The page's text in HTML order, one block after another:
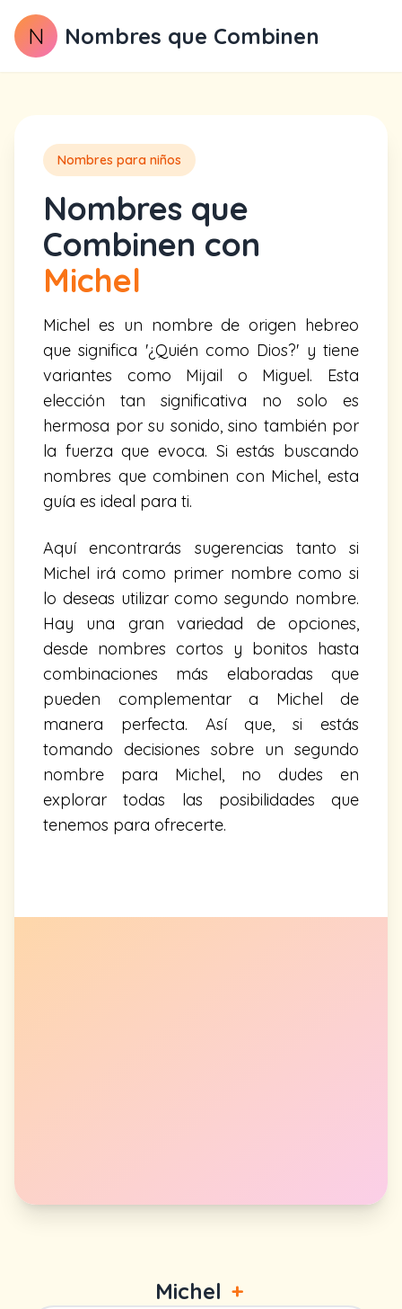
N Nombres que Combinen
Nombres para niños
Nombres que
Combinen con
Michel
Michel es un nombre de origen hebreo
que significa '¿Quién como Dios?' y tiene
variantes como Mijail o Miguel. Esta
elección tan significativa no solo es
hermosa por su sonido, sino también por
la fuerza que evoca. Si estás buscando
nombres que combinen con Michel, esta
guía es ideal para ti.
Aquí encontrarás sugerencias tanto si
Michel irá como primer nombre como si
lo deseas utilizar como segundo nombre.
Hay una gran variedad de opciones,
desde nombres cortos y bonitos hasta
combinaciones más elaboradas que
pueden complementar a Michel de
manera perfecta. Así que, si estás
tomando decisiones sobre un segundo
nombre para Michel, no dudes en
explorar todas las posibilidades que
tenemos para ofrecerte.
Michel +